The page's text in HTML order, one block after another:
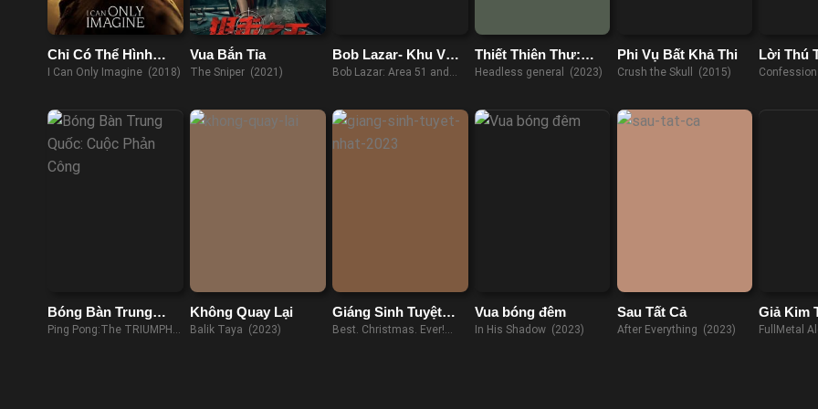
Chỉ Có Thể Hình
Dung
I Can Only Imagine (2018)
Vua Bắn Tỉa
The Sniper (2021)
Bob Lazar- Khu Vực
51 & Đĩa Bay
Bob Lazar: Area 51 and
Thiết Thiên Thư:
Tướng Quân Không
Headless general (2023)
Phi Vụ Bất Khả Thi
Crush the Skull (2015)
Lời Thú
Bóng Bàn Trung
Quốc: Cuộc Phản
Ping Pong:The TRIUMPH
Không Quay Lại
Balik Taya (2023)
Giáng Sinh Tuyệt
Nhất
Best. Christmas. Ever!
Vua bóng đêm
In His Shadow (2023)
Sau Tất Cả
After Everything (2023)
Giả Kim
FullMetal